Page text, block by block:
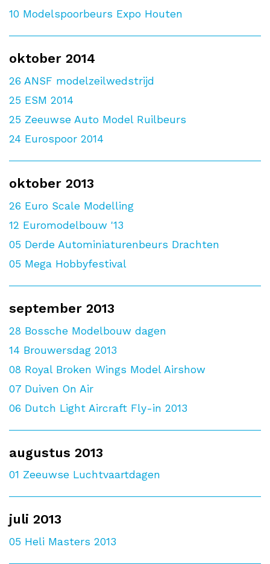
10 Modelspoorbeurs Expo Houten
oktober 2014
26 ANSF modelzeilwedstrijd
25 ESM 2014
25 Zeeuwse Auto Model Ruilbeurs
24 Eurospoor 2014
oktober 2013
26 Euro Scale Modelling
12 Euromodelbouw '13
05 Derde Autominiaturenbeurs Drachten
05 Mega Hobbyfestival
september 2013
28 Bossche Modelbouw dagen
14 Brouwersdag 2013
08 Royal Broken Wings Model Airshow
07 Duiven On Air
06 Dutch Light Aircraft Fly-in 2013
augustus 2013
01 Zeeuwse Luchtvaartdagen
juli 2013
05 Heli Masters 2013